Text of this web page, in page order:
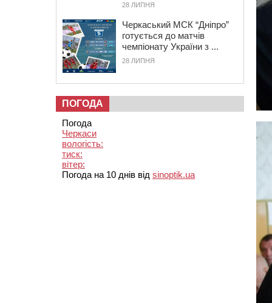
28 ЛИПНЯ
Черкаський МСК “Дніпро”
готується до матчів
чемпіонату України з ...
28 ЛИПНЯ
ПОГОДА
Погода
Черкаси
вологість:
тиск:
вітер:
Погода на 10 днів від sinoptik.ua